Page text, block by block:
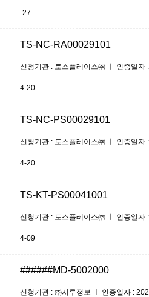
-27
TS-NC-RA00029101
신청기관 : 토스플레이스㈜ ㅣ 인증일
4-20
TS-NC-PS00029101
신청기관 : 토스플레이스㈜ ㅣ 인증일
4-20
TS-KT-PS00041001
신청기관 : 토스플레이스㈜ ㅣ 인증일
4-09
######MD-5002000
신청기관 : ㈜시루정보 ㅣ 인증일자 :